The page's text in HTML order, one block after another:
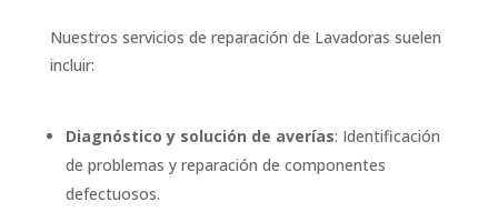
Nuestros servicios de reparación de Lavadoras suelen
incluir:
Diagnóstico y solución de averías: Identificación
de problemas y reparación de componentes
defectuosos.